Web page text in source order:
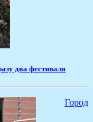
два фестиваля
Город